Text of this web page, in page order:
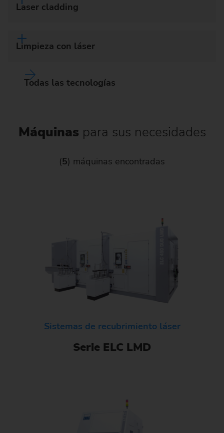
Laser cladding
Limpieza con láser
Todas las tecnologías
Máquinas para sus necesidades
(5) máquinas encontradas
Sistemas de recubrimiento láser
Serie ELC LMD